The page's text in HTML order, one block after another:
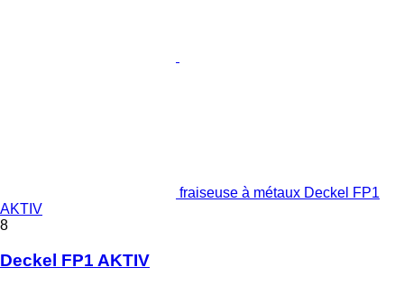
fraiseuse à métaux Deckel FP1
AKTIV
8
Deckel FP1 AKTIV